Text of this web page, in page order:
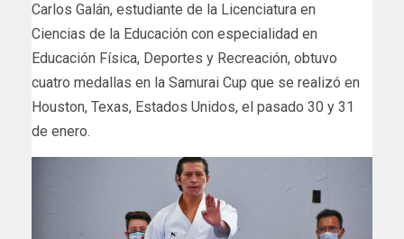
Carlos Galán, estudiante de la Licenciatura en
Ciencias de la Educación con especialidad en
Educación Física, Deportes y Recreación, obtuvo
cuatro medallas en la Samurai Cup que se realizó en
Houston, Texas, Estados Unidos, el pasado 30 y 31
de enero.